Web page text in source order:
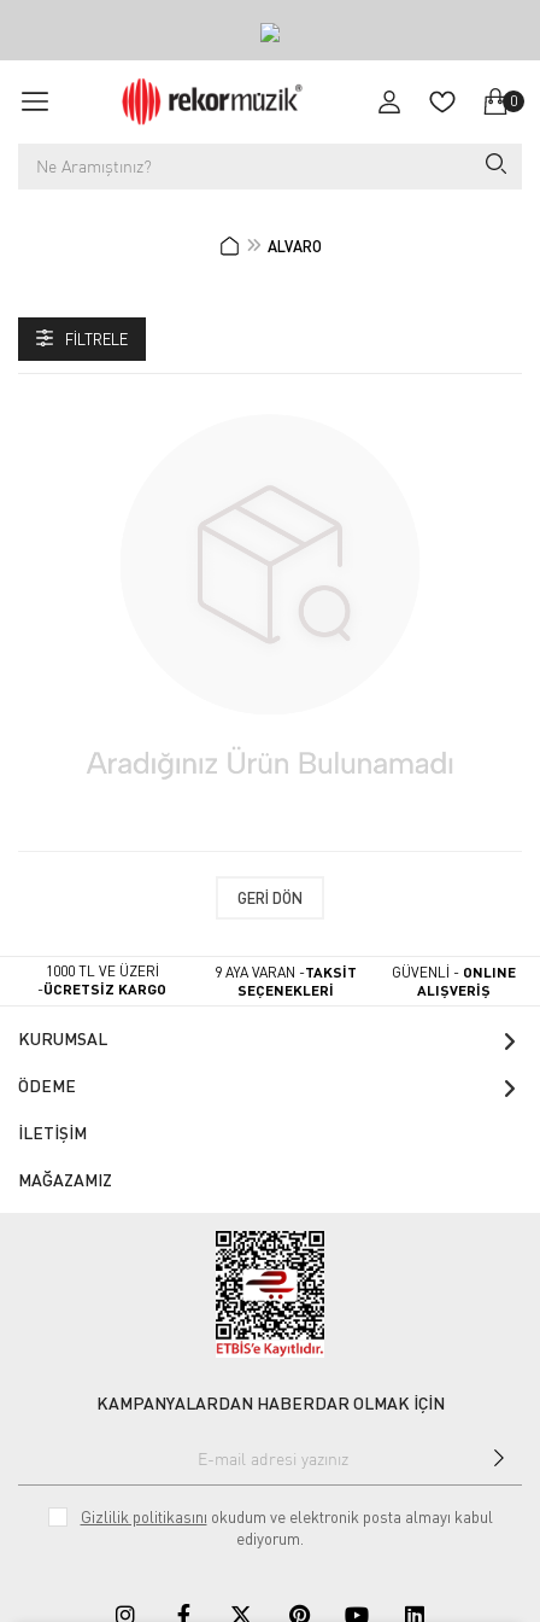
0
ALVARO
FILTRELE
GERI DÖN
1000 TL VE ÜZERİ
-ÜCRETSİZ KARGO
9 AYA VARAN -TAKSİT
SEÇENEKLERİ
GÜVENLİ - ONLINE
ALIŞVERİŞ
KURUMSAL
ÖDEME
İLETİŞİM
MAĞAZAMIZ
KAMPANYALARDAN HABERDAR OLMAK İÇİN
Gizlilik politikasını okudum ve elektronik posta almayı kabul
ediyorum.